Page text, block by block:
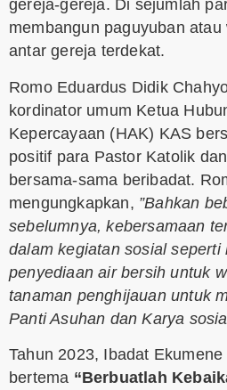
gereja-gereja. Di sejumlah
membangun paguyuban
antar gereja terdekat.
Romo Eduardus Didik
kordinator umum Ketua
Kepercayaan (HAK) KAS
positif para Pastor Katolik
bersama-sama beribadat.
mengungkapkan, ”Bahkan
sebelumnya, kebersamaan
dalam kegiatan sosial seperti
penyediaan air bersih untuk
tanaman penghijauan untuk
Panti Asuhan dan Karya
Tahun 2023, Ibadat
bertema “Berbuatlah